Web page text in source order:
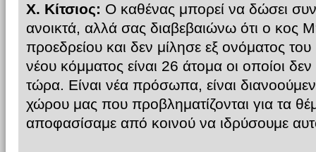
Χ. Κίτσιος: Ο καθένας μπορεί να δώσει
ανοικτά, αλλά σας διαβεβαιώνω ότι ο κος
προεδρείου και δεν μίλησε εξ ονόματος
νέου κόμματος είναι 26 άτομα οι οποίοι
τώρα. Είναι νέα πρόσωπα, είναι
χώρου μας που προβληματίζονται για τα
αποφασίσαμε από κοινού να ιδρύσουμε